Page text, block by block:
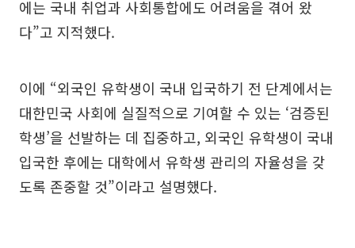
에는 국내 취업과 사회통합에도 어려움을 겪어 왔
다”고 지적했다.
이에 “외국인 유학생이 국내 입국하기 전 단계에서는
대한민국 사회에 실질적으로 기여할 수 있는 ‘검증된
학생’을 선발하는 데 집중하고, 외국인 유학생이 국내
입국한 후에는 대학에서 유학생 관리의 자율성을 갖
도록 존중할 것”이라고 설명했다.